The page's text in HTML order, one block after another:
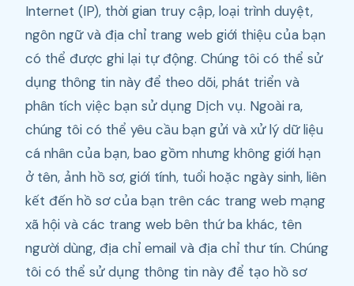
Internet (IP), thời gian truy cập, loại trình duyệt,
ngôn ngữ và địa chỉ trang web giới thiệu của bạn
có thể được ghi lại tự động. Chúng tôi có thể sử
dụng thông tin này để theo dõi, phát triển và
phân tích việc bạn sử dụng Dịch vụ. Ngoài ra,
chúng tôi có thể yêu cầu bạn gửi và xử lý dữ liệu
cá nhân của bạn, bao gồm nhưng không giới hạn
ở tên, ảnh hồ sơ, giới tính, tuổi hoặc ngày sinh, liên
kết đến hồ sơ của bạn trên các trang web mạng
xã hội và các trang web bên thứ ba khác, tên
người dùng, địa chỉ email và địa chỉ thư tín. Chúng
tôi có thể sử dụng thông tin này để tạo hồ sơ